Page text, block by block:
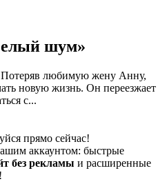
шум»
любимую жену Анну,
новую жизнь. Он переезжает
с...
прямо сейчас!
аккаунтом: быстрые
без рекламы и расширенные